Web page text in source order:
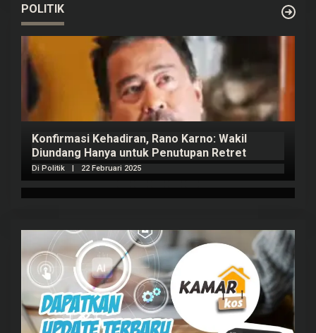
POLITIK
Konfirmasi Kehadiran, Rano Karno: Wakil
Diundang Hanya untuk Penutupan Retret
Di Politik 22 Februari 2025